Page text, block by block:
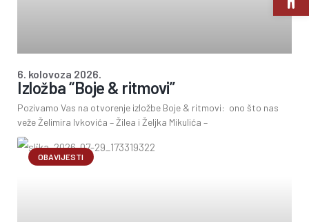
Izložba “Boje & ritmovi”
Pozivamo Vas na otvorenje izložbe Boje & ritmovi: ono što nas
veže Želimira Ivkovića – Žilea i Željka Mikulića –
6. kolovoza 2026.
OBAVIJESTI